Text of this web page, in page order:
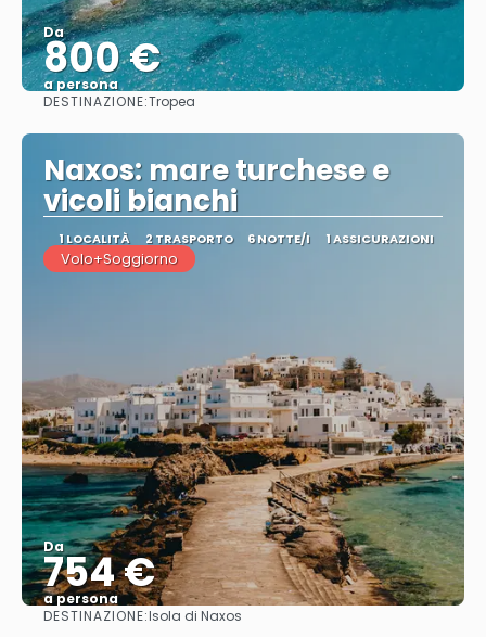
Da
800 €
a persona
DESTINAZIONE:Tropea
Naxos: mare turchese e
vicoli bianchi
1 LOCALITÀ 2 TRASPORTO 6 NOTTE/I 1 ASSICURAZIONI
Volo+Soggiorno
Da
754 €
a persona
Vedere
DESTINAZIONE:Isola di Naxos